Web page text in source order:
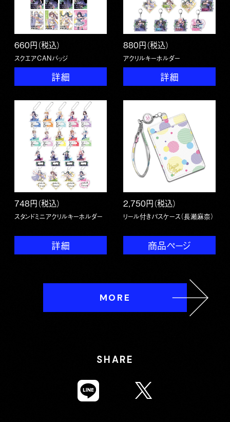
660円（税込）
スクエアCANバッジ
詳細
880円（税込）
アクリルキーホルダー
詳細
748円（税込）
スタンドミニアクリルキーホルダー
詳細
2,750円（税込）
リール付きパスケース（長瀬麻奈）
商品ページ
MORE
SHARE